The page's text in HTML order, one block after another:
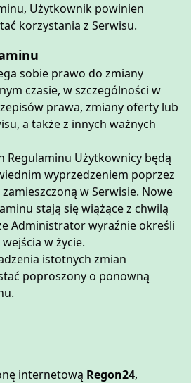
Użytkownik powinien
korzystania z Serwisu.
sobie prawo do zmiany
czasie, w szczególności w
prawa, zmiany oferty lub
a także z innych ważnych
Regulaminu Użytkownicy będą
wyprzedzeniem poprzez
w Serwisie. Nowe
stają się wiążące z chwilą
Administrator wyraźnie określi
w życie.
istotnych zmian
poproszony o ponowną
internetową Regon24,